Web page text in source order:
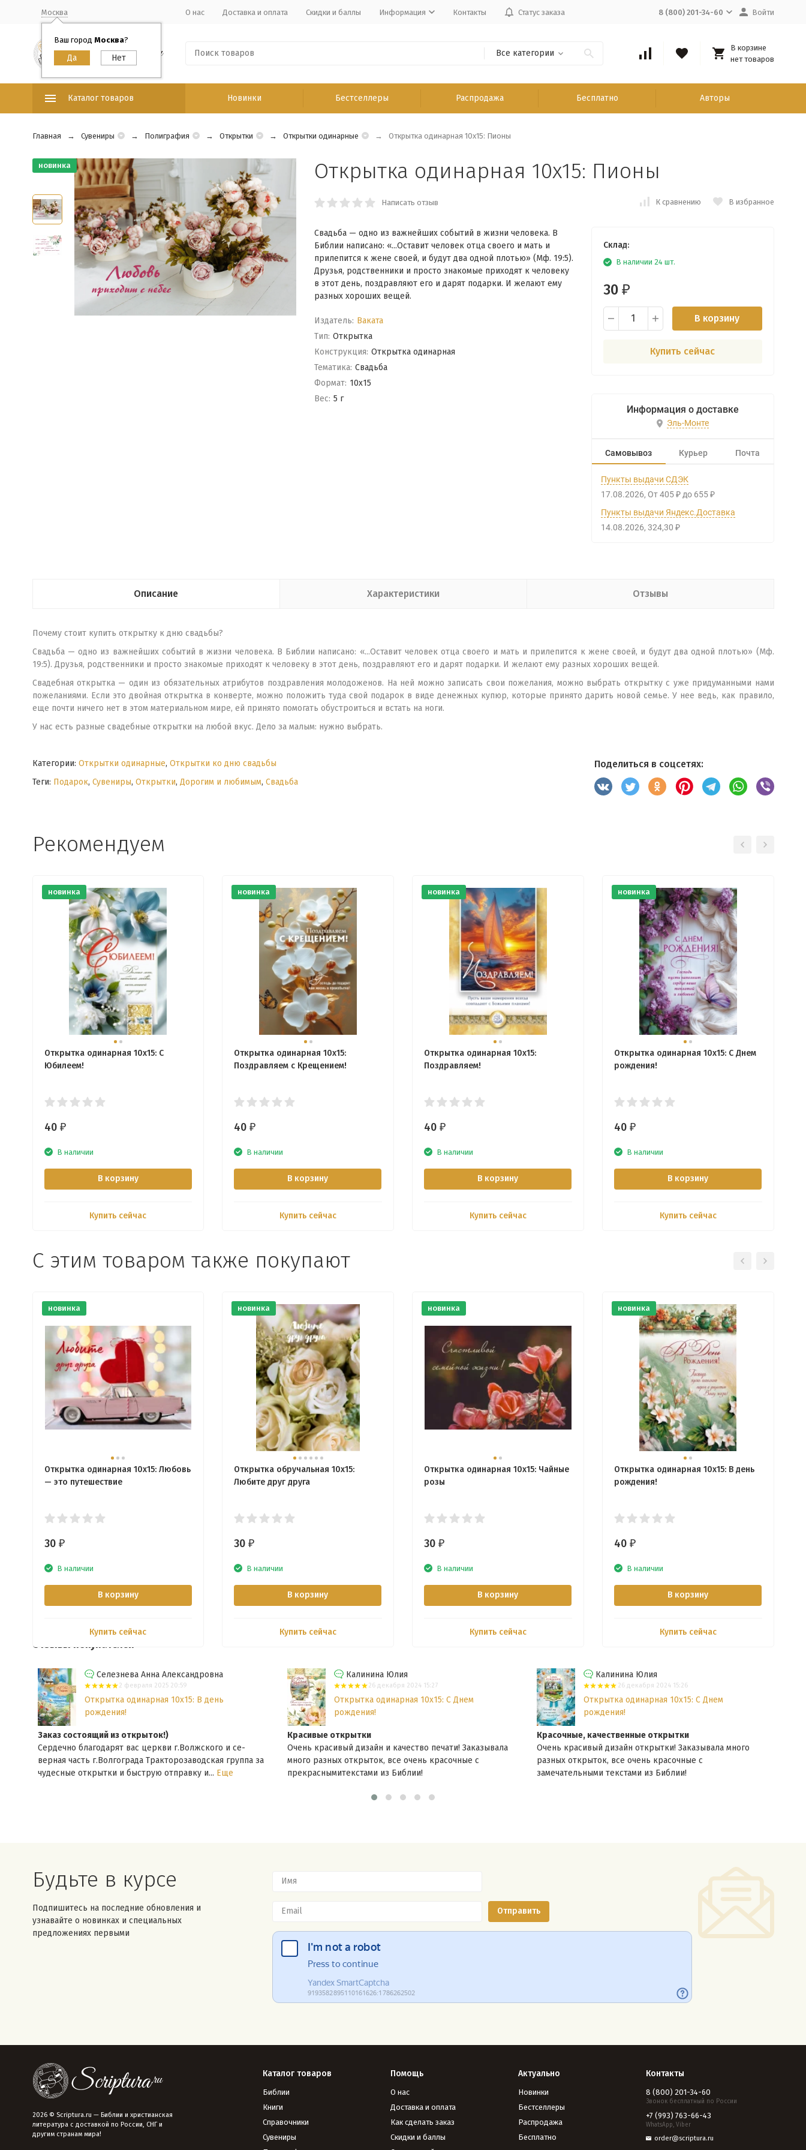
Москва
Ваш город Москва?
О нас Доставка и оплата Скидки и баллы Информация Контакты Статус заказа 8 (800) 201-34-60 Войти
Все категории
В корзине
нет товаров
Каталог товаров Новинки Бестселлеры Распродажа Бесплатно Авторы
Главная Сувениры Полиграфия Открытки Открытки одинарные Открытка одинарная 10x15: Пионы
новинка Открытка одинарная 10x15: Пионы
Написать отзыв К сравнению В избранное
Свадьба — одно из важнейших событий в жизни человека. В
Библии написано: «...Оставит человек отца своего и мать и
прилепится к жене своей, и будут два одной плотью» (Мф. 19:5).
Друзья, родственники и просто знакомые приходят к человеку
в этот день, поздравляют его и дарят подарки. И желают ему
разных хороших вещей.
Издатель: Ваката
Тип: Открытка
Конструкция: Открытка одинарная
Тематика: Свадьба
Формат: 10x15
Вес: 5 г
Склад:
В наличии 24 шт.
30 ₽
В корзину
Купить сейчас
Информация о доставке
Эль-Монте
Самовывоз Курьер Почта
Пункты выдачи СДЭК
17.08.2026 От 405 ₽ до 655 ₽
Пункты выдачи Яндекс.Доставка
14.08.2026 324,30 ₽
Описание Характеристики Отзывы
Почему стоит купить открытку к дню свадьбы?
Свадьба — одно из важнейших событий в жизни человека. В Библии написано: «...Оставит человек отца своего и мать и прилепится к жене своей, и будут два одной плотью» (Мф.
19:5). Друзья, родственники и просто знакомые приходят к человеку в этот день, поздравляют его и дарят подарки. И желают ему разных хороших вещей.
Свадебная открытка — один из обязательных атрибутов поздравления молодоженов. На ней можно записать свои пожелания, можно выбрать открытку с уже придуманными нами
пожеланиями. Если это двойная открытка в конверте, можно положить туда свой подарок в виде денежных купюр, которые принято дарить новой семье. У нее ведь, как правило,
еще почти ничего нет в этом материальном мире, ей принято помогать обустроиться и встать на ноги.
У нас есть разные свадебные открытки на любой вкус. Дело за малым: нужно выбрать.
Категории: Открытки одинарные, Открытки ко дню свадьбы
Теги: Подарок, Сувениры, Открытки, Дорогим и любимым, Свадьба
Поделиться в соцсетях:
Рекомендуем
новинка
Открытка одинарная 10x15: С
Юбилеем!
40 ₽
В наличии
В корзину
Купить сейчас
новинка
Открытка одинарная 10x15:
Поздравляем с Крещением!
40₽
В наличии
В корзину
Купить сейчас
новинка
Открытка одинарная 10x15:
Поздравляем!
40 ₽
В наличии
В корзину
Купить сейчас
новинка
Открытка одинарная 10x15: С Днем
рождения!
40 ₽
В наличии
В корзину
Купить сейчас
С этим товаром также покупают
новинка
Открытка одинарная 10x15: Любовь
— это путешествие
30 ₽
В наличии
В корзину
Купить сейчас
новинка
Открытка обручальная 10x15:
Любите друг друга
30₽
В наличии
В корзину
Купить сейчас
новинка
Открытка одинарная 10x15: Чайные
розы
30 ₽
В наличии
В корзину
Купить сейчас
новинка
Открытка одинарная 10x15: В день
рождения!
40 ₽
В наличии
В корзину
Купить сейчас
Отзывы покупателей
Селезнева Анна Александровна
2 февраля 2025 20:59
Открытка одинарная 10x15: В день
рождения!
Заказ состоящий из открыток!)
Сердечно благодарят вас церкви г.Волжского и се-
верная часть г.Волгограда Тракторозаводская группа за
чудесные открытки и быструю отправку и... Еще
Калинина Юлия
26 декабря 2024 15:27
Открытка одинарная 10x15: С Днем
рождения!
Красивые открытки
Очень красивый дизайн и качество печати! Заказывала
много разных открыток, все очень красочные с
прекраснымитекстами из Библии!
Калинина Юлия
26 декабря 2024 15:26
Открытка одинарная 10x15: С Днем
рождения!
Красочные, качественные открытки
Очень красивый дизайн открытки! Заказывала много
разных открыток, все очень красочные с
замечательными текстами из Библии!
Будьте в курсе
Подпишитесь на последние обновления и
узнавайте о новинках и специальных
предложениях первыми
2026 © Scriptura.ru — Библии и христианская
литература с доставкой по России, СНГ и
другим странам мира!
Каталог товаров
Библии
Книги
Справочники
Сувениры
Помощь
О нас
Доставка и оплата
Как сделать заказ
Скидки и баллы
Актуально
Новинки
Бестселлеры
Распродажа
Бесплатно
Контакты
8 (800) 201-34-60
Звонок бесплатный по России
+7 (993) 763-66-43
WhatsApp, Viber
order@scriptura.ru